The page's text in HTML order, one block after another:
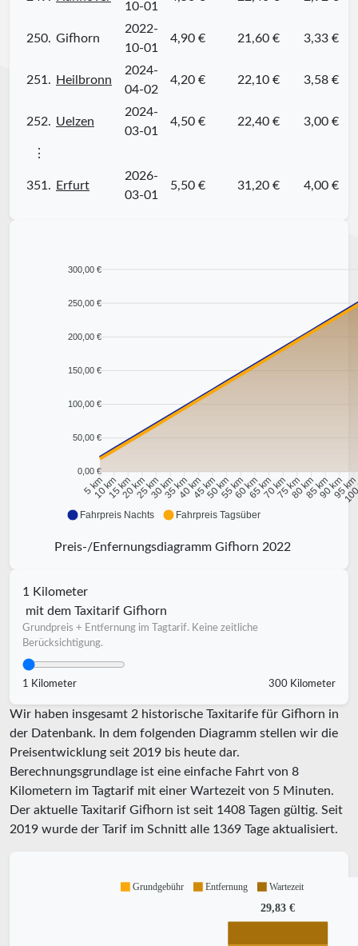
10-01
250. Gifhorn
2022-
10-01
4,90 € 21,60 € 3,33 €
251. Heilbronn
2024-
04-02
4,20 € 22,10 € 3,58 €
252. Uelzen
2024-
03-01
4,50 € 22,40 € 3,00 €
⋮
351. Erfurt
2026-
03-01
5,50 € 31,20 € 4,00 €
300,00 €
250,00 €
200,00 €
150,00 €
100,00 €
50,00 €
0,00 €
5 km
10 km15 km20 km25 km30 km35 km40 km45 km50 km55 km60 km65 km70 km75 km80 km85 km90 km95 km
Fahrpreis Nachts Fahrpreis Tagsüber
Preis-/Enfernungsdiagramm Gifhorn 2022
1 Kilometer
mit dem Taxitarif Gifhorn
Grundpreis + Entfernung im Tagtarif. Keine zeitliche
Berücksichtigung.
1 Kilometer 300 Kilometer
Wir haben insgesamt 2 historische Taxitarife für Gifhorn in
der Datenbank. In dem folgenden Diagramm stellen wir die
Preisentwicklung seit 2019 bis heute dar.
Berechnungsgrundlage ist eine einfache Fahrt von 8
Kilometern im Tagtarif mit einer Wartezeit von 5 Minuten.
Der aktuelle Taxitarif Gifhorn ist seit 1408 Tagen gültig. Seit
2019 wurde der Tarif im Schnitt alle 1369 Tage aktualisiert.
29,83 €
Grundgebühr Entfernung Wartezeit